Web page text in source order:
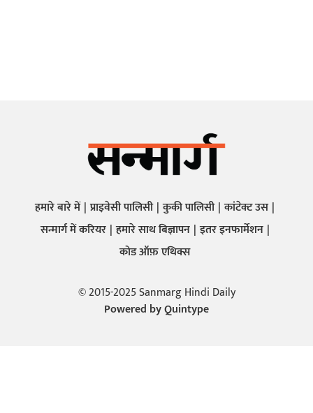
हमारे बारे में प्राइवेसी पालिसी कुकी पालिसी कांटेक्ट उस
सन्मार्ग में करियर हमारे साथ बिज्ञापन इतर इनफार्मेशन
कोड ऑफ़ एथिक्स
© 2015-2025 Sanmarg Hindi Daily
Powered byQuintype